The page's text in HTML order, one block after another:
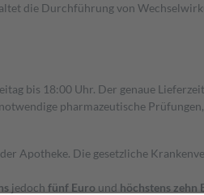
die Durchführung von
bis 18:00 Uhr. Der genaue
pharmazeutische
Apotheke. Die gesetzliche
jedoch fünf Euro und höchstens zehn